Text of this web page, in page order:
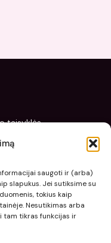
saugoti ir (arba)
slapukus. Jei sutiksime su
tokius kaip
Nesutikimas arba
tam tikras funkcijas ir
taisyklės